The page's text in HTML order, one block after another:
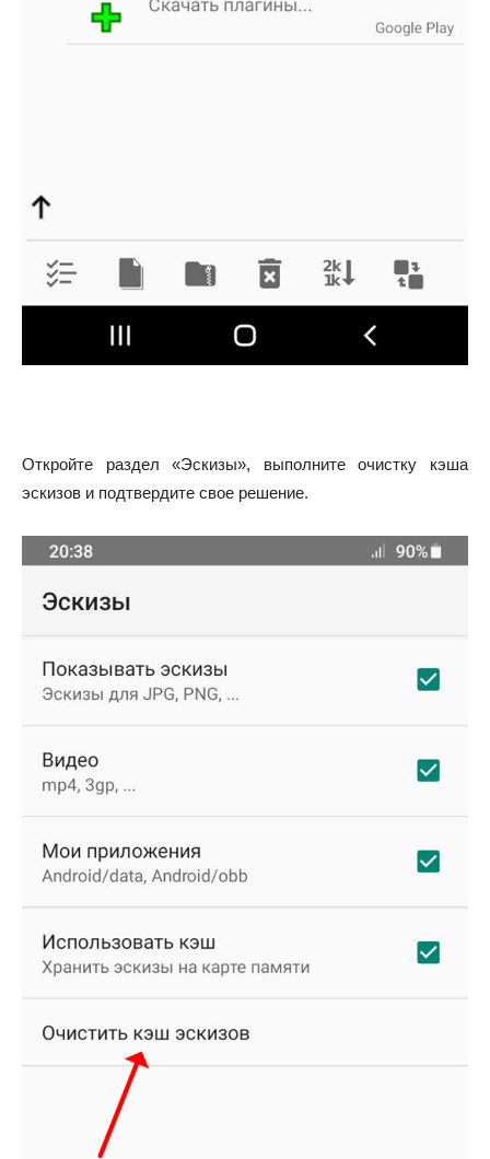
Откройте раздел «Эскизы», выполните очистку кэша
эскизов и подтвердите свое решение.